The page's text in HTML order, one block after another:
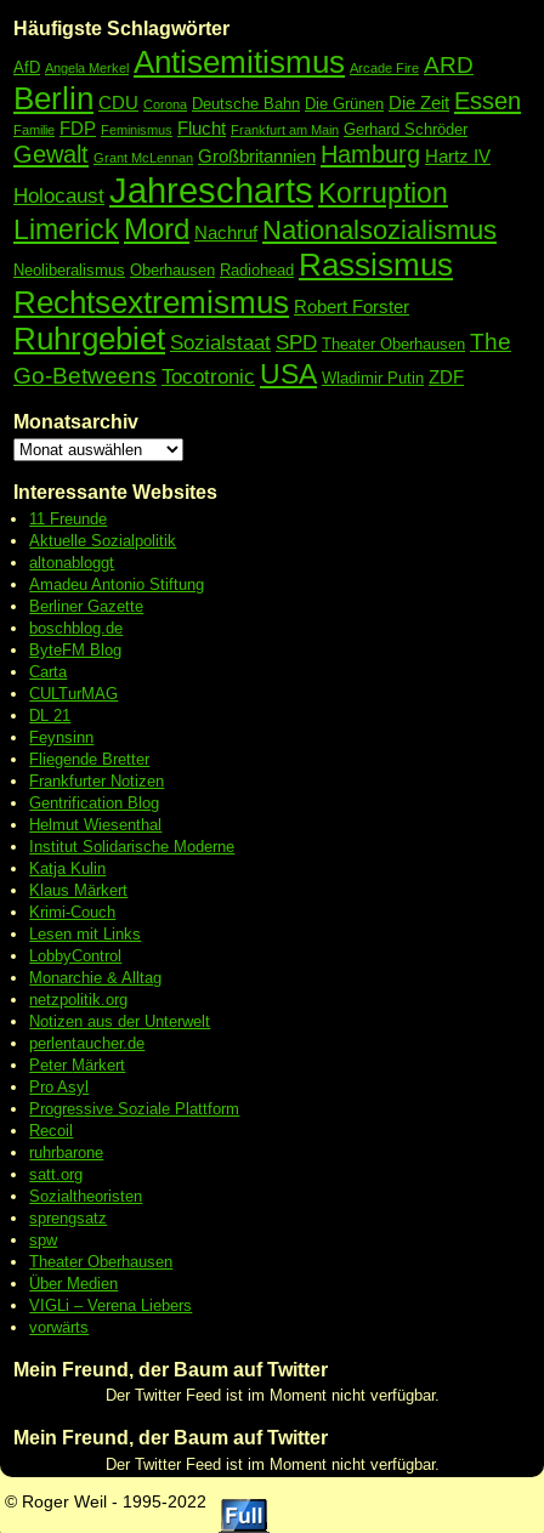
Häufigste Schlagwörter
AfD Angela Merkel Antisemitismus Arcade Fire ARD
Berlin CDU Corona Deutsche Bahn Die Grünen Die Zeit Essen
Familie FDP Feminismus Flucht Frankfurt am Main Gerhard Schröder
Gewalt Grant McLennan Großbritannien Hamburg Hartz IV
Holocaust Jahrescharts Korruption
Limerick Mord Nachruf Nationalsozialismus
Neoliberalismus Oberhausen Radiohead Rassismus
Rechtsextremismus Robert Forster
Ruhrgebiet Sozialstaat SPD Theater Oberhausen The
Go-Betweens Tocotronic USA Wladimir Putin ZDF
Monatsarchiv
Interessante Websites
11 Freunde
Aktuelle Sozialpolitik
altonabloggt
Amadeu Antonio Stiftung
Berliner Gazette
boschblog.de
ByteFM Blog
Carta
CULTurMAG
DL 21
Feynsinn
Fliegende Bretter
Frankfurter Notizen
Gentrification Blog
Helmut Wiesenthal
Institut Solidarische Moderne
Katja Kulin
Klaus Märkert
Krimi-Couch
Lesen mit Links
LobbyControl
Monarchie & Alltag
netzpolitik.org
Notizen aus der Unterwelt
perlentaucher.de
Peter Märkert
Pro Asyl
ProgressiveSoziale Plattform
Recoil
ruhrbarone
satt.org
Sozialtheoristen
sprengsatz
spw
Theater Oberhausen
Über Medien
VIGLi – Verena Liebers
vorwärts
Mein Freund, der Baum auf Twitter
Der Twitter Feed ist im Moment nicht verfügbar.
Mein Freund, der Baum auf Twitter
Der Twitter Feed ist im Moment nicht verfügbar.
© Roger Weil - 1995-2022